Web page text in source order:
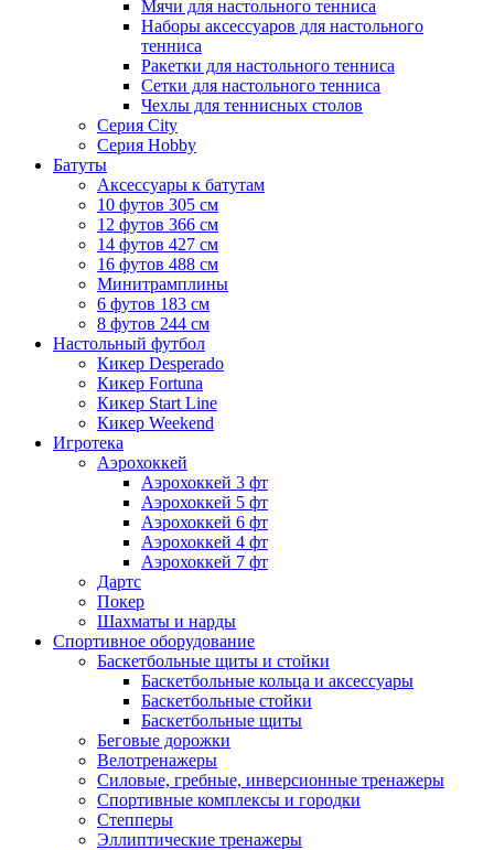
Мячи для настольного тенниса
Наборы аксессуаров для настольного
тенниса
Ракетки для настольного тенниса
Сетки для настольного тенниса
Чехлы для теннисных столов
Серия City
Серия Hobby
Батуты
Аксессуары к батутам
10 футов 305 см
12 футов 366 см
14 футов 427 см
16 футов 488 см
Минитрамплины
6 футов 183 см
8 футов 244 см
Настольный футбол
Кикер Desperado
Кикер Fortuna
Кикер Start Line
Кикер Weekend
Игротека
Аэрохоккей
Аэрохоккей 3 фт
Аэрохоккей 5 фт
Аэрохоккей 6 фт
Аэрохоккей 4 фт
Аэрохоккей 7 фт
Дартс
Покер
Шахматы и нарды
Спортивное оборудование
Баскетбольные щиты и стойки
Баскетбольные кольца и аксессуары
Баскетбольные стойки
Баскетбольные щиты
Беговые дорожки
Велотренажеры
Силовые, гребные, инверсионные тренажеры
Спортивные комплексы и городки
Степперы
Эллиптические тренажеры